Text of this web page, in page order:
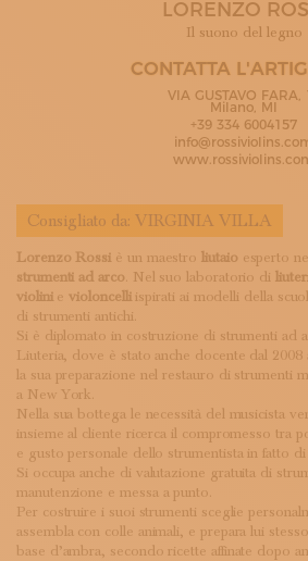
ISCRIVITI ALLA NEWSLETTER
LOGIN
LORENZO
Il suono del legno
CONTATTA
VIA GUSTAVO FARA,
Milano, MI
+39 334 6004157
Consigliato da: VIRGINIA VILLA
Lorenzo Rossi è un maestroliutaio esperto
strumenti ad arco. Nel suo laboratorio di
violinie violoncelliispirati ai modelli della
di strumenti antichi.
Si è diplomato in costruzione di strumenti ad
Liuteria, dove è stato anche docente dal 2008
la sua preparazione nel restauro di strumenti
a New York.
Nella sua bottega le necessità del musicista
insieme al cliente ricerca il compromesso tra
e gusto personale dello strumentista in fatto di
Si occupa anche di valutazione gratuita di
manutenzione e messa a punto.
Per costruire i suoi strumenti sceglie
assembla con colle animali, e prepara lui
base d’ambra, secondo ricette affinate dopo